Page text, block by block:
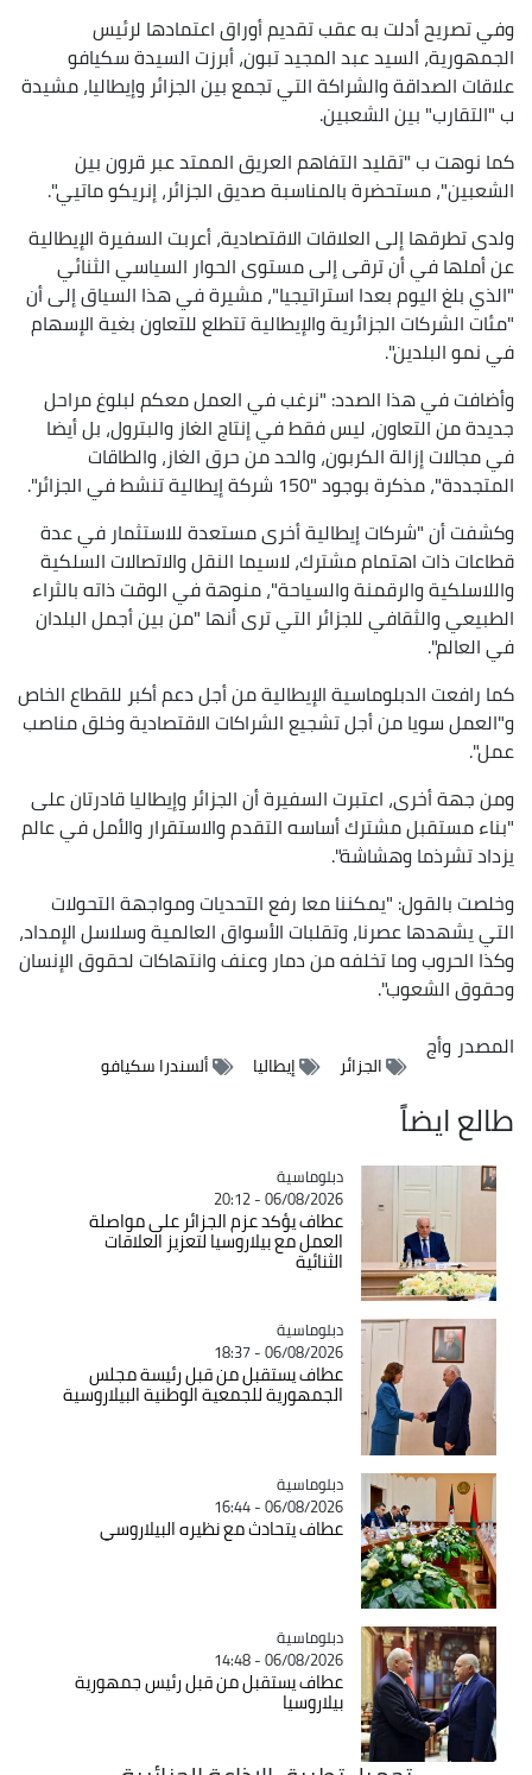
وفي تصريح أدلت به عقب تقديم أوراق اعتمادها لرئيس
الجمهورية، السيد عبد المجيد تبون، أبرزت السيدة سكيافو
علاقات الصداقة والشراكة التي تجمع بين الجزائر وإيطاليا، مشيدة
ب "التقارب" بين الشعبين.
كما نوهت ب "تقليد التفاهم العريق الممتد عبر قرون بين
الشعبين"، مستحضرة بالمناسبة صديق الجزائر، إنريكو ماتيي".
ولدى تطرقها إلى العلاقات الاقتصادية، أعربت السفيرة الإيطالية
عن أملها في أن ترقى إلى مستوى الحوار السياسي الثنائي
"الذي بلغ اليوم بعدا استراتيجيا"، مشيرة في هذا السياق إلى أن
"مئات الشركات الجزائرية والإيطالية تتطلع للتعاون بغية الإسهام
في نمو البلدين".
وأضافت في هذا الصدد: "نرغب في العمل معكم لبلوغ مراحل
جديدة من التعاون، ليس فقط في إنتاج الغاز والبترول، بل أيضا
في مجالات إزالة الكربون، والحد من حرق الغاز، والطاقات
المتجددة"، مذكرة بوجود "150 شركة إيطالية تنشط في الجزائر".
وكشفت أن "شركات إيطالية أخرى مستعدة للاستثمار في عدة
قطاعات ذات اهتمام مشترك، لاسيما النقل والاتصالات السلكية
واللاسلكية والرقمنة والسياحة"، منوهة في الوقت ذاته بالثراء
الطبيعي والثقافي للجزائر التي ترى أنها "من بين أجمل البلدان
في العالم".
كما رافعت الدبلوماسية الإيطالية من أجل دعم أكبر للقطاع الخاص
و"العمل سويا من أجل تشجيع الشراكات الاقتصادية وخلق مناصب
عمل".
ومن جهة أخرى، اعتبرت السفيرة أن الجزائر وإيطاليا قادرتان على
"بناء مستقبل مشترك أساسه التقدم والاستقرار والأمل في عالم
يزداد تشرذما وهشاشة".
وخلصت بالقول: "يمكننا معا رفع التحديات ومواجهة التحولات
التي يشهدها عصرنا، وتقلبات الأسواق العالمية وسلاسل الإمداد،
وكذا الحروب وما تخلفه من دمار وعنف وانتهاكات لحقوق الإنسان
وحقوق الشعوب".
المصدروأج
الجزائر إيطاليا ألسندرا سكيافو
طالع ايضاً
Catégorie
دبلوماسية
06/08/2026 - 20:12
عطاف يؤكد عزم الجزائر على مواصلة
العمل مع بيلاروسيا لتعزيز العلاقات
الثنائية
Catégorie
دبلوماسية
06/08/2026 - 18:37
عطاف يستقبل من قبل رئيسة مجلس
الجمهورية للجمعية الوطنية البيلاروسية
Catégorie
دبلوماسية
06/08/2026 - 16:44
عطاف يتحادث مع نظيره البيلاروسي
Catégorie
دبلوماسية
06/08/2026 - 14:48
عطاف يستقبل من قبل رئيس جمهورية
بيلاروسيا